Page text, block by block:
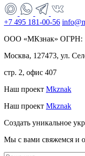
+7 495 181-00-56
ООО «МКзнак» ОГРН:
Москва, 127473, ул.
стр. 2, офис 407
Наш проект Mkznak
Наш проект Mkznak
Создать уникальное
Мы с вами свяжемся и